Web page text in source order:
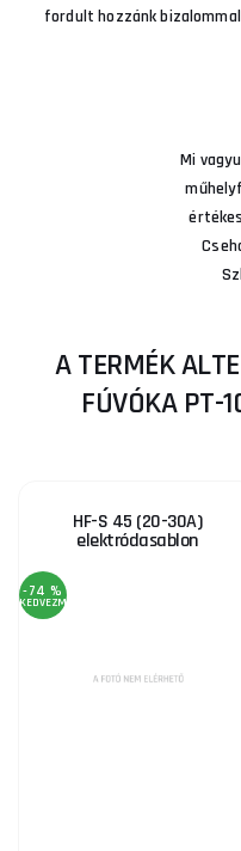
fordult hozzánk bizalommal
Mi
A TERMÉK
FÚVÓKA PT-
HF-S 45 (20-30A)
elektródasablon
-74 %
KEDVEZMÉNY